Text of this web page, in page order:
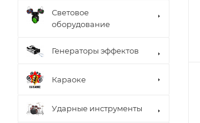
Световое
оборудование
Генераторы эффектов
Караоке
Ударные инструменты